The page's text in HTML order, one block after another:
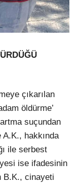
çıkarılan
öldürme’
suçundan
hakkında
ile serbest
ise ifadesinin
B.K., cinayeti